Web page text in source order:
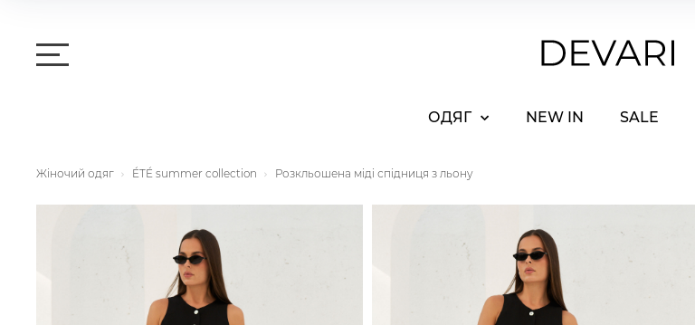
ОДЯГ NEW IN SALE
Жіночий одяг ÉTÉ summer collection Розкльошена міді спідниця з льону